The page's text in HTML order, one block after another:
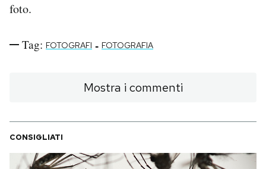
foto.
Tag: FOTOGRAFI - FOTOGRAFIA
Mostra i commenti
CONSIGLIATI